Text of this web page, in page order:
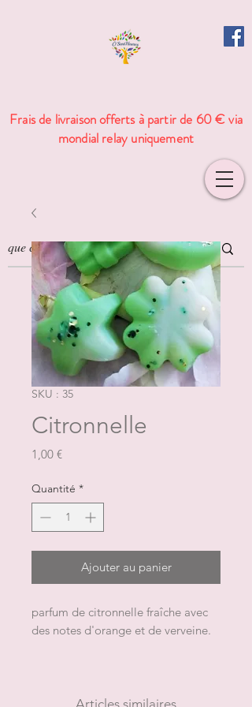
Frais de livraison offerts à partir de 60 € via
mondial relay uniquement
SKU : 35
Citronnelle
1,00 €Prix
Quantité *
Ajouter au panier
parfum de citronnelle fraîche avec
des notes d'orange et de verveine.
Articles similaires